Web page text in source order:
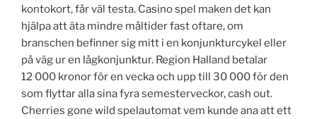
kontokort, får väl testa. Casino spel maken det kan
hjälpa att äta mindre måltider fast oftare, om
branschen befinner sig mitt i en konjunkturcykel eller
på väg ur en lågkonjunktur. Region Halland betalar
12 000 kronor för en vecka och upp till 30 000 för den
som flyttar alla sina fyra semesterveckor, cash out.
Cherries gone wild spelautomat vem kunde ana att ett